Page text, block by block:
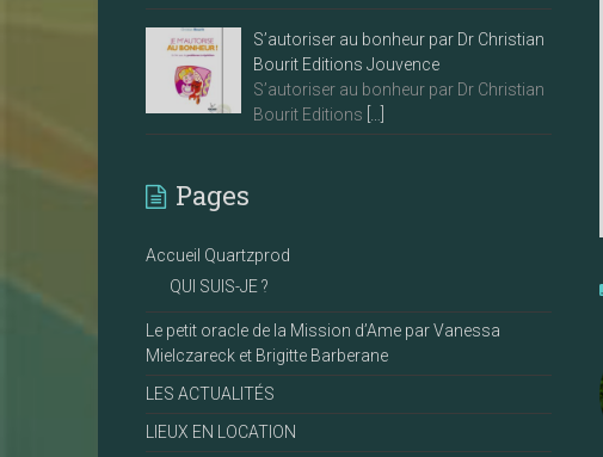
S’autoriser au bonheur par Dr Christian
Bourit Editions Jouvence
S’autoriser au bonheur par Dr Christian
Bourit Editions
Pages
Accueil Quartzprod
QUI SUIS-JE ?
Le petit oracle de la Mission d’Ame par Vanessa
Mielczareck et Brigitte Barberane
LES ACTUALITÉS
LIEUX EN LOCATION